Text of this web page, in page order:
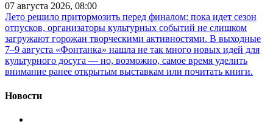
07 августа 2026, 08:00
Лето решило притормозить перед финалом: пока идет сезон
отпусков, организаторы культурных событий не слишком
загружают горожан творческими активностями. В выходные
7–9 августа «Фонтанка» нашла не так много новых идей для
культурного досуга — но, возможно, самое время уделить
внимание ранее открытым выставкам или почитать книги.
Новости